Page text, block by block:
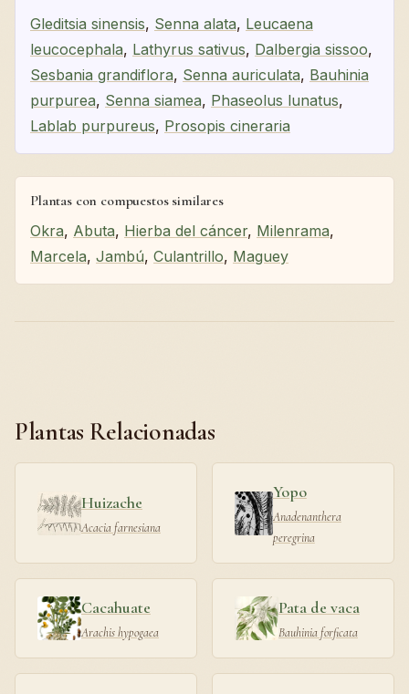
Gleditsia sinensis, Senna alata, Leucaena
leucocephala, Lathyrus sativus, Dalbergia sissoo,
Sesbania grandiflora, Senna auriculata, Bauhinia
purpurea, Senna siamea, Phaseolus lunatus,
Lablab purpureus, Prosopis cineraria
Plantas con compuestos similares
Okra, Abuta, Hierba del cáncer, Milenrama,
Marcela, Jambú, Culantrillo, Maguey
Plantas Relacionadas
Huizache
Acacia farnesiana
Yopo
Anadenanthera
peregrina
Cacahuate
Arachis hypogaea
Pata de vaca
Bauhinia forficata